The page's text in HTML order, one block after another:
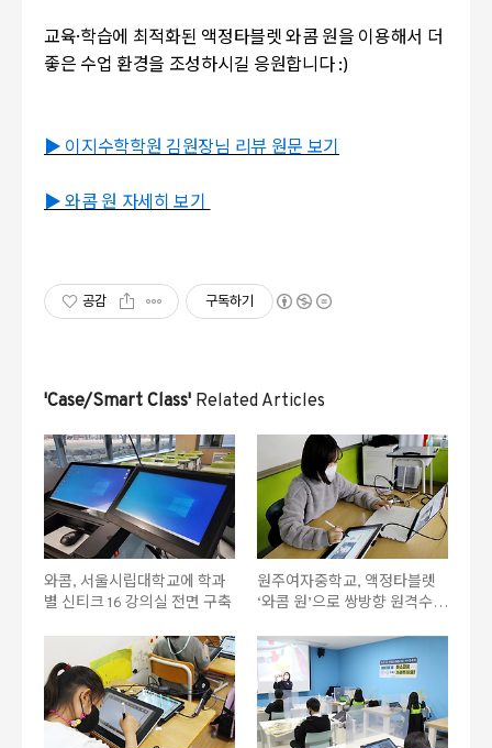
교육·학습에 최적화된 액정타블렛 와콤 원을 이용해서 더
좋은 수업 환경을 조성하시길 응원합니다 :)
▶ 이지수학학원 김원장님 리뷰 원문 보기
▶ 와콤 원 자세히 보기
공감 구독하기
'Case/Smart Class' Related Articles
와콤, 서울시립대학교에 학과
별 신티크 16 강의실 전면 구축
원주여자중학교, 액정타블렛
‘와콤 원’으로 쌍방향 원격수업